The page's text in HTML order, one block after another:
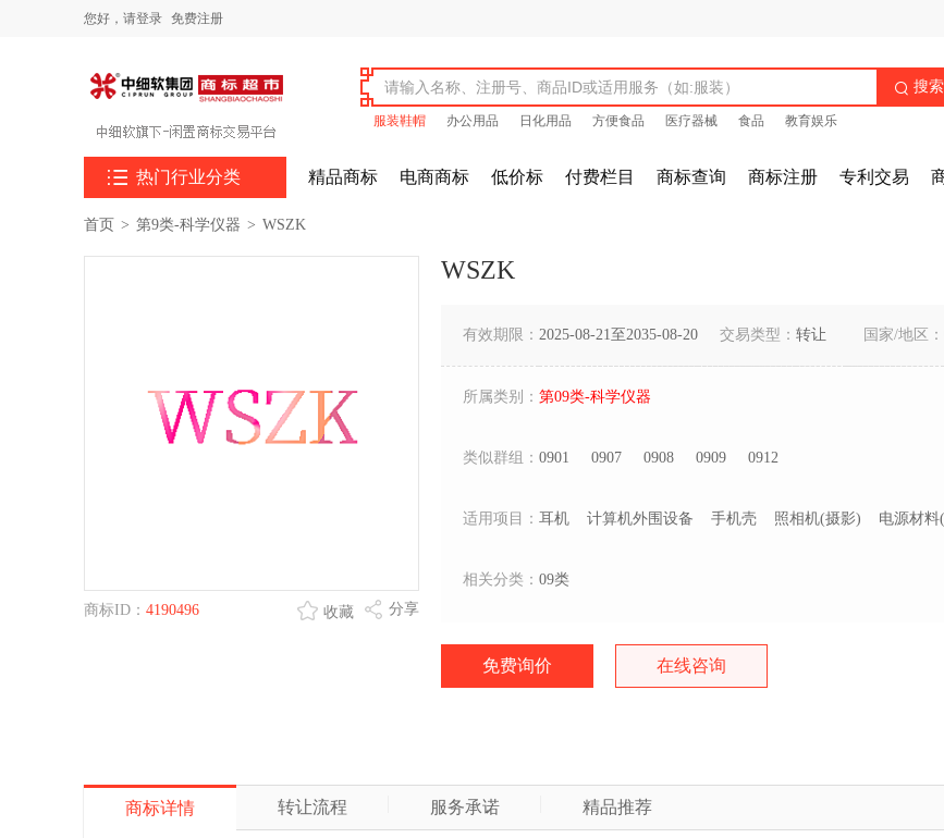
您好， 请登录 免费注册
 搜索
服装鞋帽 办公用品 日化用品 方便食品 医疗器械 食品 教育娱乐
 热门行业分类 精品商标 电商商标 低价标 付费栏目 商标查询 商标注册 专利交易
首页 > 第9类-科学仪器 > WSZK
商标ID： 4190496 分享
收藏
WSZK
有效期限： 2025-08-21至2035-08-20 交易类型： 转让 国家/地区：
所属类别： 第09类-科学仪器
类似群组： 0901 0907 0908 0909 0912
适用项目： 耳机 计算机外围设备 手机壳 照相机(摄影) 电源材料
相关分类： 09类
免费询价 在线咨询
商标详情 转让流程 服务承诺 精品推荐